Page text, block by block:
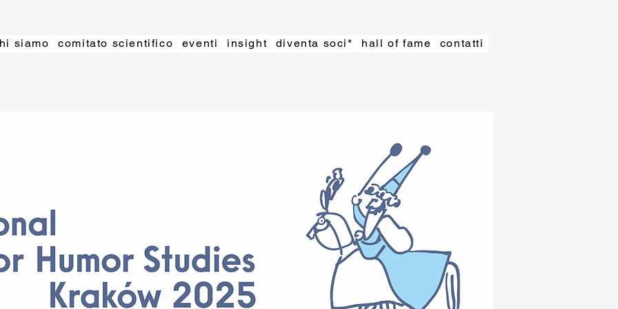
siamo comitato scientifico eventi insight diventa soci* hall of fame contatti